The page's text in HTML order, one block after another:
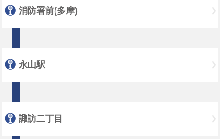
消防署前(多摩)
永山駅
諏訪二丁目